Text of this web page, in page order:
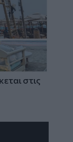
στις